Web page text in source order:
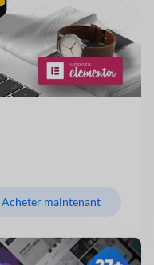
Acheter maintenant